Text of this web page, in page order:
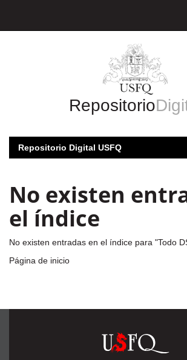
Repositorio
Repositorio Digital USFQ
No existen
el índice
No existen entradas en el índice para "Todo
Página de inicio